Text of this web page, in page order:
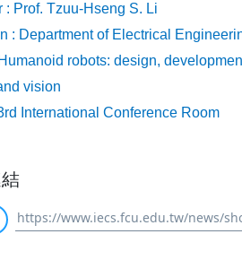
: Prof. Tzuu-Hseng S. Li
: Department of Electrical
robots: design,
vision
International Conference Room